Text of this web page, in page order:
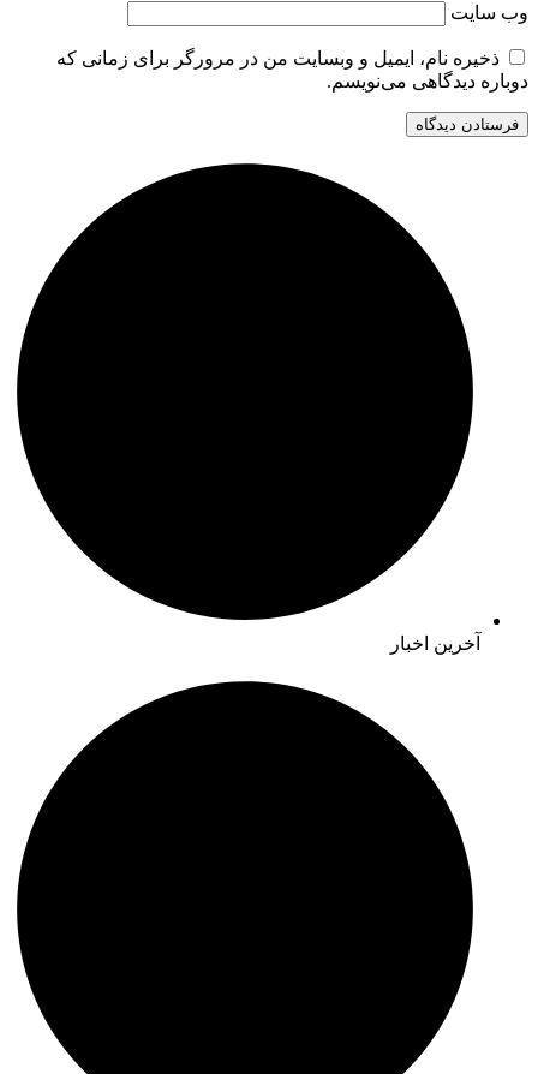
وب‌ سایت
ذخیره نام، ایمیل و وبسایت من در مرورگر برای زمانی که
دوباره دیدگاهی می‌نویسم.
آخرین اخبار